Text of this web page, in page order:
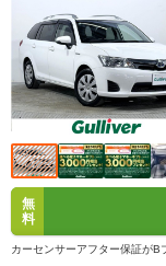
無
料
カーセンサーアフター保証がB